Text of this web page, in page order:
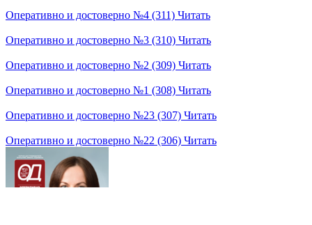
Оперативно и достоверно №4 (311) Читать
Оперативно и достоверно №3 (310) Читать
Оперативно и достоверно №2 (309) Читать
Оперативно и достоверно №1 (308) Читать
Оперативно и достоверно №23 (307) Читать
Оперативно и достоверно №22 (306) Читать